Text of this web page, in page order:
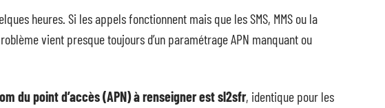
heures. Si les appels fonctionnent mais que les SMS, MMS ou la
vient presque toujours d’un paramétrage APN manquant ou
du point d’accès (APN) à renseigner est sl2sfr, identique pour les